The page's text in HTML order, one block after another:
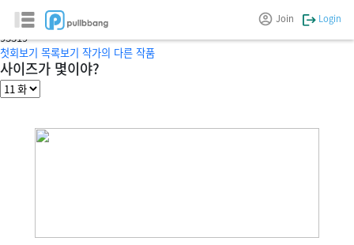
Join Login
자취방의 금수들
글/그림 :
neineko
93319
첫회보기 목록보기 작가의 다른 작품
사이즈가 몇이야?